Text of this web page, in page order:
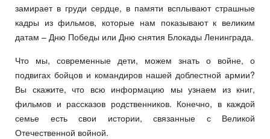
замирает в груди сердце, в памяти всплывают страшные
кадры из фильмов, которые нам показывают к великим
датам – Дню Победы или Дню снятия Блокады Ленинграда.
Что мы, современные дети, можем знать о войне, о
подвигах бойцов и командиров нашей доблестной армии?
Вы скажите, что всю информацию мы узнаем из книг,
фильмов и рассказов родственников. Конечно, в каждой
семье есть свои истории, связанные с Великой
Отечественной войной.